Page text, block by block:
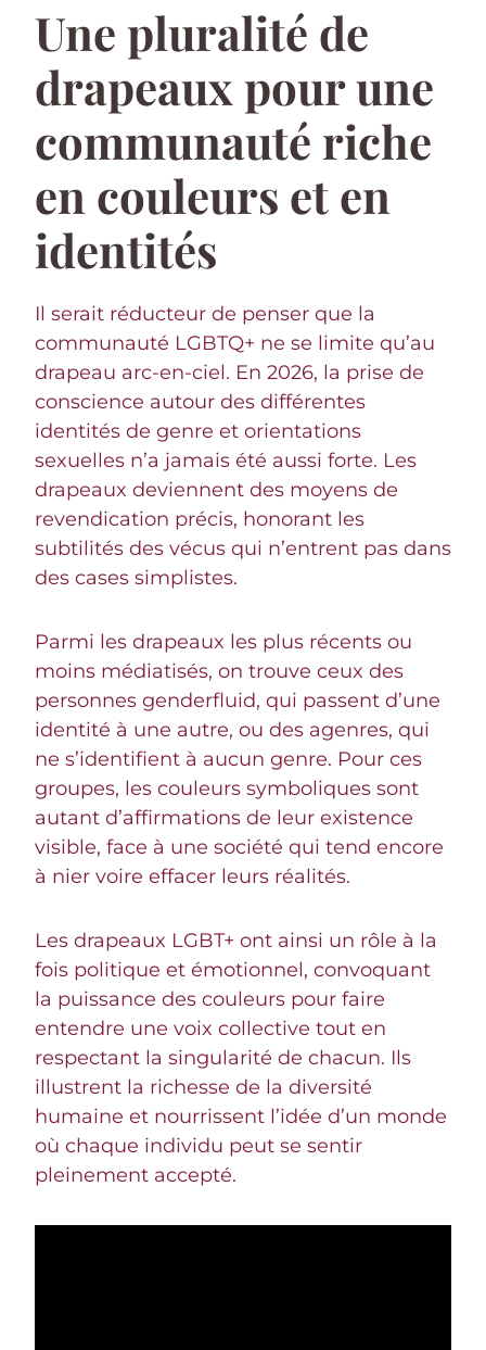
Une pluralité de
drapeaux pour une
communauté riche
en couleurs et en
identités
Il serait réducteur de penser que la
communauté LGBTQ+ ne se limite qu’au
drapeau arc-en-ciel. En 2026, la prise de
conscience autour des différentes
identités de genre et orientations
sexuelles n’a jamais été aussi forte. Les
drapeaux deviennent des moyens de
revendication précis, honorant les
subtilités des vécus qui n’entrent pas dans
des cases simplistes.
Parmi les drapeaux les plus récents ou
moins médiatisés, on trouve ceux des
personnes genderfluid, qui passent d’une
identité à une autre, ou des agenres, qui
ne s’identifient à aucun genre. Pour ces
groupes, les couleurs symboliques sont
autant d’affirmations de leur existence
visible, face à une société qui tend encore
à nier voire effacer leurs réalités.
Les drapeaux LGBT+ ont ainsi un rôle à la
fois politique et émotionnel, convoquant
la puissance des couleurs pour faire
entendre une voix collective tout en
respectant la singularité de chacun. Ils
illustrent la richesse de la diversité
humaine et nourrissent l’idée d’un monde
où chaque individu peut se sentir
pleinement accepté.